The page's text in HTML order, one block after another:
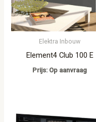
Elektra Inbouw
Element4 Club 100 E
Prijs: Op aanvraag